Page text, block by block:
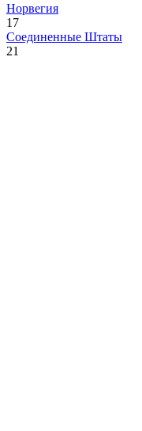
Норвегия
17
Соединенные Штаты
21